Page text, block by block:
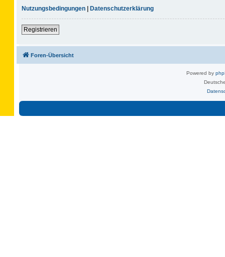
Nutzungsbedingungen | Datenschutzerklärung
Registrieren
Foren-Übersicht
Powered by